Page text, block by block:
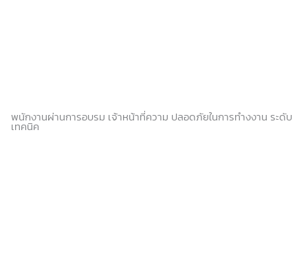
พนักงานผ่านการอบรม เจ้าหน้าที่ความ ปลอดภัยในการทำงงาน ระดับ
เทคนิค